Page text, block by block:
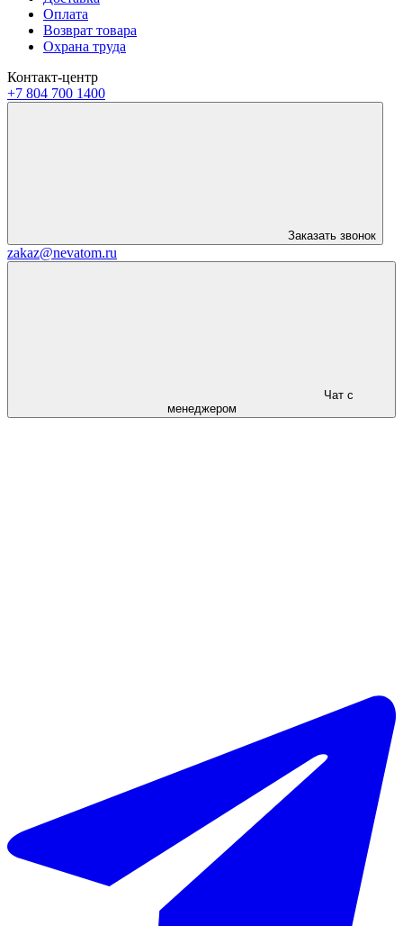
Оплата
Возврат товара
Охрана труда
Контакт-центр
+7 804 700 1400
Заказать звонок
zakaz@nevatom.ru
Чат с
менеджером